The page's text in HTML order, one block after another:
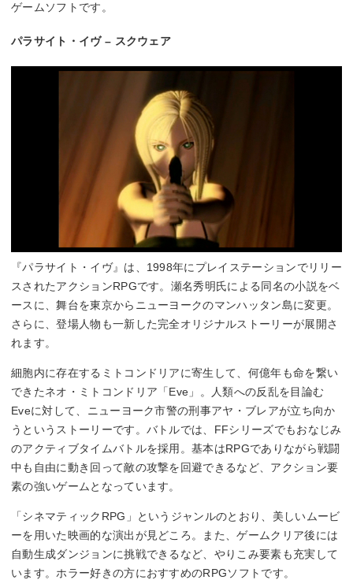
ゲームソフトです。
パラサイト・イヴ – スクウェア
『パラサイト・イヴ』は、1998年にプレイステーションでリリー
スされたアクションRPGです。瀬名秀明氏による同名の小説をベ
ースに、舞台を東京からニューヨークのマンハッタン島に変更。
さらに、登場人物も一新した完全オリジナルストーリーが展開さ
れます。
細胞内に存在するミトコンドリアに寄生して、何億年も命を繋い
できたネオ・ミトコンドリア「Eve」。人類への反乱を目論む
Eveに対して、ニューヨーク市警の刑事アヤ・ブレアが立ち向か
うというストーリーです。バトルでは、FFシリーズでもおなじみ
のアクティブタイムバトルを採用。基本はRPGでありながら戦闘
中も自由に動き回って敵の攻撃を回避できるなど、アクション要
素の強いゲームとなっています。
「シネマティックRPG」というジャンルのとおり、美しいムービ
ーを用いた映画的な演出が見どころ。また、ゲームクリア後には
自動生成ダンジョンに挑戦できるなど、やりこみ要素も充実して
います。ホラー好きの方におすすめのRPGソフトです。